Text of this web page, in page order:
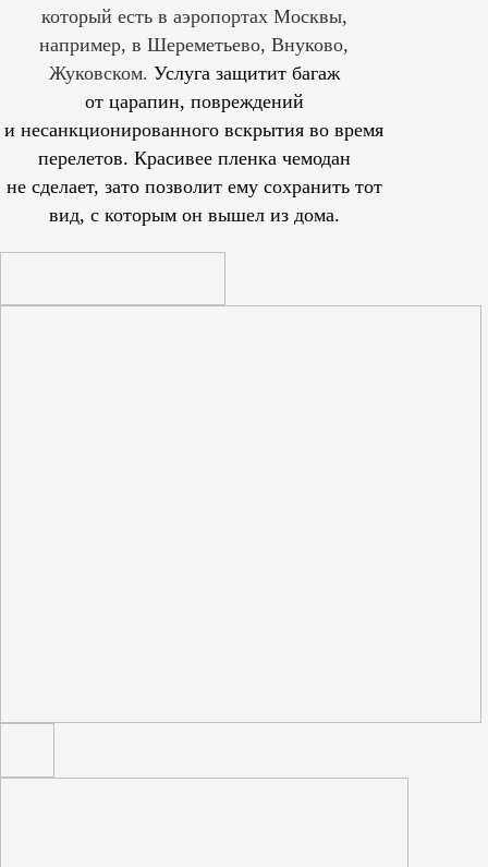
который есть в аэропортах Москвы,
например, в Шереметьево, Внуково,
Жуковском. Услуга защитит багаж
от царапин, повреждений
и несанкционированного вскрытия во время
перелетов. Красивее пленка чемодан
не сделает, зато позволит ему сохранить тот
вид, с которым он вышел из дома.